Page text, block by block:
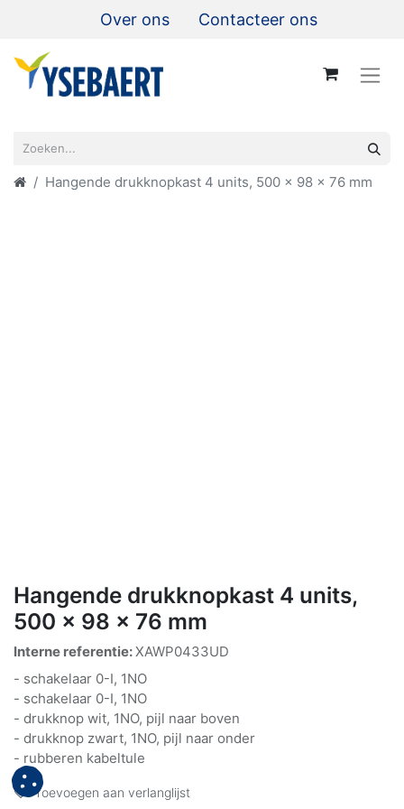
Over ons Contacteer ons
Hangende drukknopkast 4 units, 500 x 98 x 76 mm
Hangende drukknopkast 4 units,
500 x 98 x 76 mm
Interne referentie:XAWP0433UD
- schakelaar 0-I, 1NO
- schakelaar 0-I, 1NO
- drukknop wit, 1NO, pijl naar boven
- drukknop zwart, 1NO, pijl naar onder
- rubberen kabeltule
Toevoegen aan verlanglijst